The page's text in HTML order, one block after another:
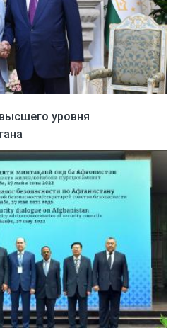
уровня